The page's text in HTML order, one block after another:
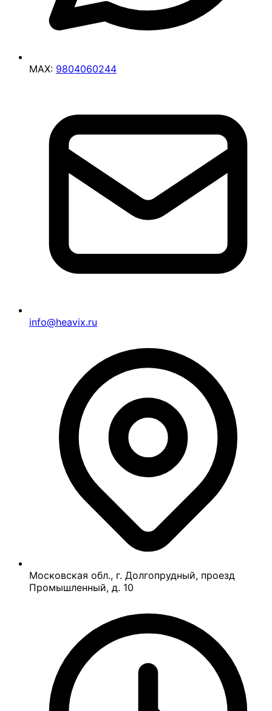
MAX: 9804060244
info@heavix.ru
Московская обл., г. Долгопрудный, проезд
Промышленный, д. 10